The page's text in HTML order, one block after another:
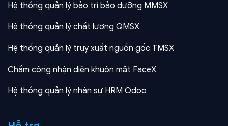
Hệ thống quản lý bảo trì bảo dưỡng MMSX
Hệ thống quản lý chất lượng QMSX
Hệ thống quản lý truy xuất nguồn gốc TMSX
Chấm công nhận diện khuôn mặt FaceX
Hệ thống quản lý nhân sự HRM Odoo